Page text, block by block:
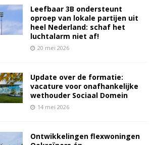
Leefbaar 3B ondersteunt
oproep van lokale partijen uit
heel Nederland: schaf het
luchtalarm niet af!
20 mei 2026
Update over de formatie:
vacature voor onafhankelijke
wethouder Sociaal Domein
14 mei 2026
Ontwikkelingen flexwoningen